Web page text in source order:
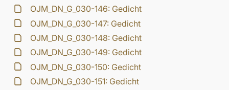
OJM_DN_G_030-146: Gedicht
OJM_DN_G_030-147: Gedicht
OJM_DN_G_030-148: Gedicht
OJM_DN_G_030-149: Gedicht
OJM_DN_G_030-150: Gedicht
OJM_DN_G_030-151: Gedicht